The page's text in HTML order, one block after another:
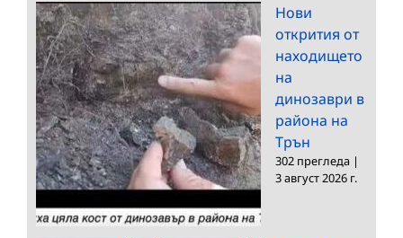
Нови
открития от
находището
на
динозаври в
района на
Трън
302 прегледа |
3 август 2026 г.